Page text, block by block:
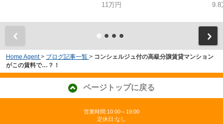
11万円
9.8
Home Agent > ブログ記事一覧 > コンシェルジュ付の高級分譲賃貸マンション
がこの賃料で…？！
ページトップに戻る
営業時間:10:00～19:00
定休日:なし